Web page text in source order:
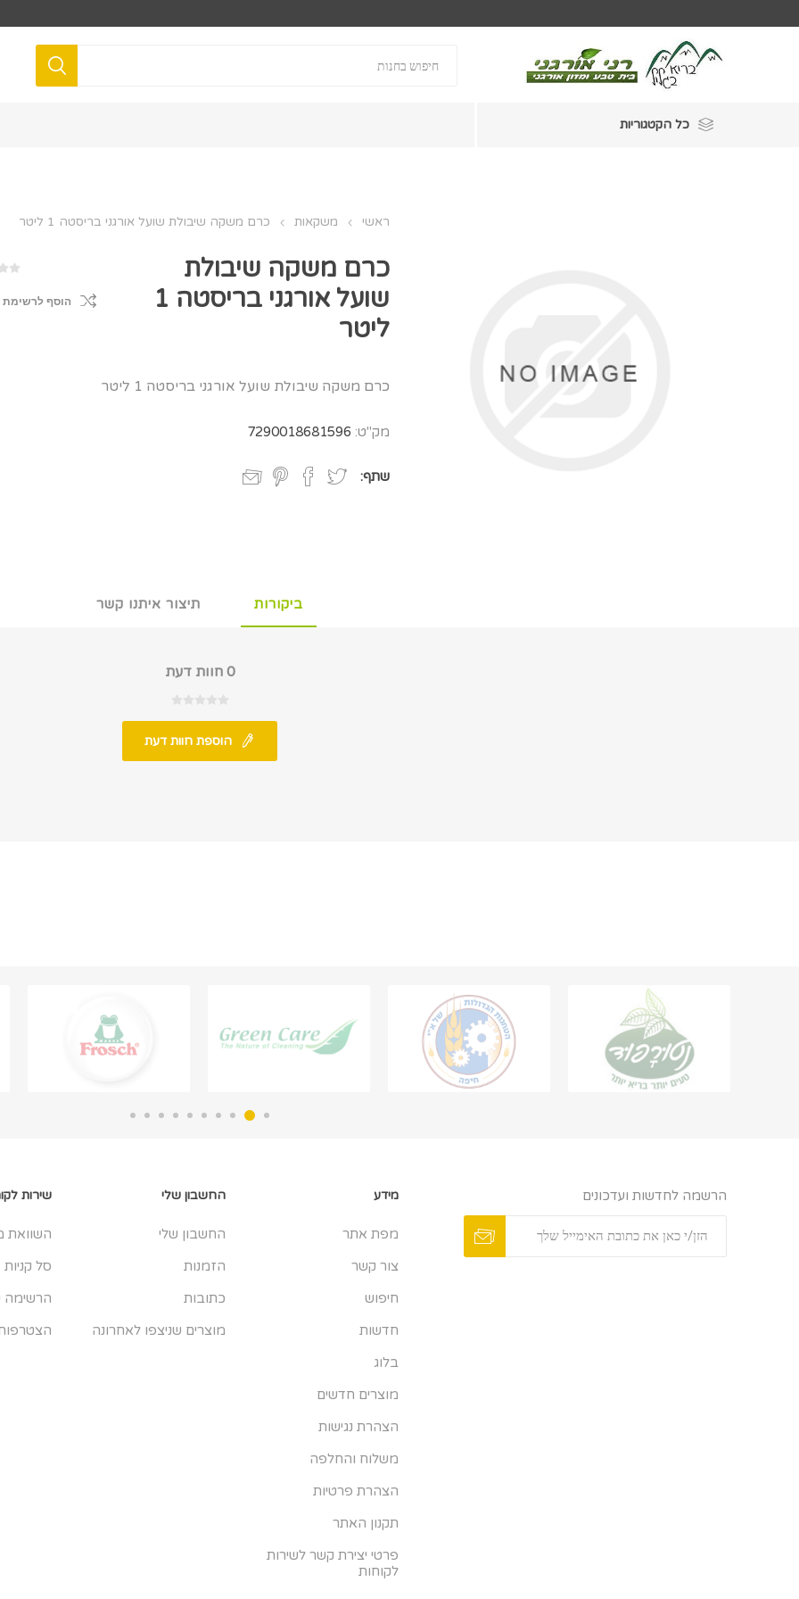
כל הקטגוריות
ראשי משקאות כרם משקה שיבולת שועל אורגני בריסטה 1 ליטר
כרם משקה שיבולת
שועל אורגני בריסטה 1
ליטר
הוסף לרשימת
כרם משקה שיבולת שועל אורגני בריסטה 1 ליטר
מק"ט: 7290018681596
שתף:
ביקורות תיצור איתנו קשר
0 חוות דעת
הוספת חוות דעת
הרשמה לחדשות ועדכונים מידע
מפת אתר
צור קשר
חיפוש
חדשות
בלוג
מוצרים חדשים
הצהרת נגישות
משלוח והחלפה
הצהרת פרטיות
תקנון האתר
פרטי יצירת קשר לשירות
לקוחות
החשבון שלי
החשבון שלי
הזמנות
כתובות
מוצרים שניצפו לאחרונה
שירות
השוואת
סל קניות
הרשימה